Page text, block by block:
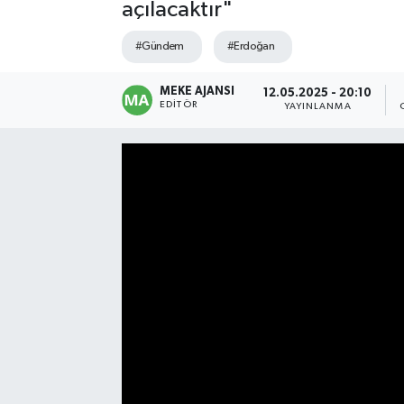
açılacaktır"
#Gündem #Erdoğan
MEKE AJANSI
EDITÖR
12.05.2025 - 20:10
YAYINLANMA